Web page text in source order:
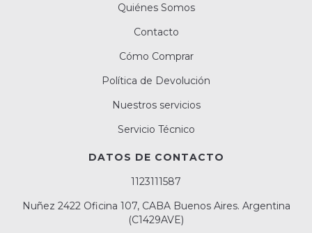
Quiénes Somos
Contacto
Cómo Comprar
Política de Devolución
Nuestros servicios
Servicio Técnico
DATOS DE CONTACTO
1123111587
Nuñez 2422 Oficina 107, CABA Buenos Aires. Argentina
(C1429AVE)